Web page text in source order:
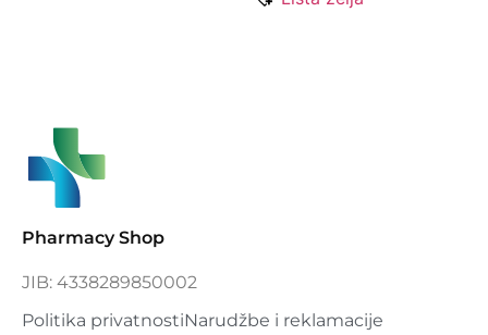
Pharmacy Shop
JIB: 4338289850002
Politika privatnostiNarudžbe i reklamacije